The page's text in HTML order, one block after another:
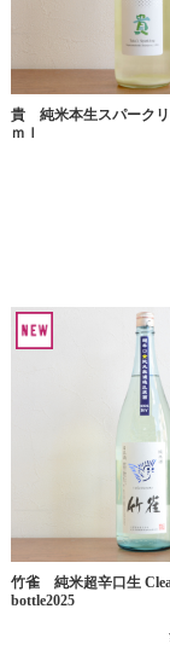
貴 純米本生スパーク
ｍｌ
竹雀 純米超辛口生
bottle2025